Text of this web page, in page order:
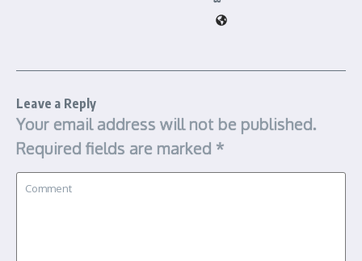
Leave a Reply
Your email address will not be published.
Required fields are marked *